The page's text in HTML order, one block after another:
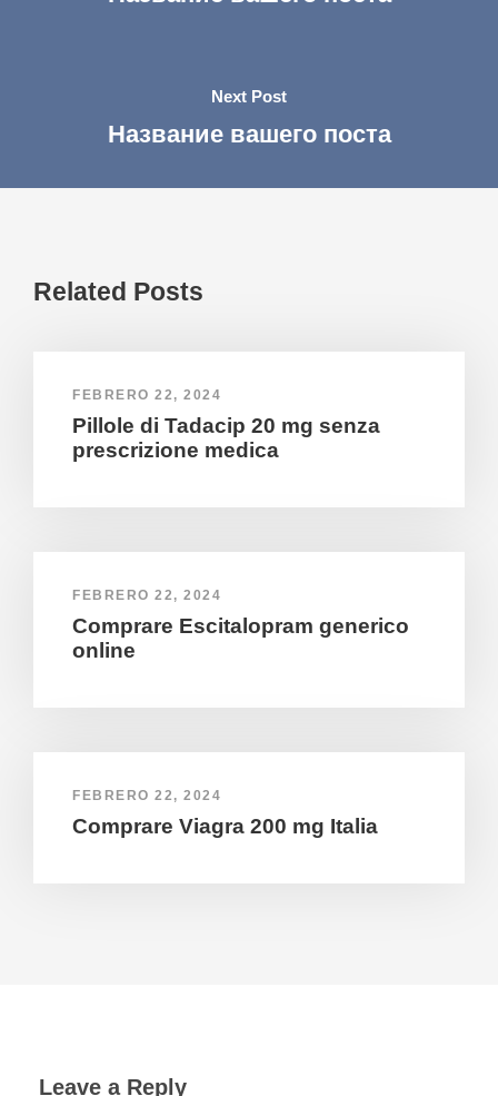
Next Post
Название вашего поста
Related Posts
FEBRERO 22, 2024
Pillole di Tadacip 20 mg senza
prescrizione medica
FEBRERO 22, 2024
Comprare Escitalopram generico
online
FEBRERO 22, 2024
Comprare Viagra 200 mg Italia
Leave a Reply